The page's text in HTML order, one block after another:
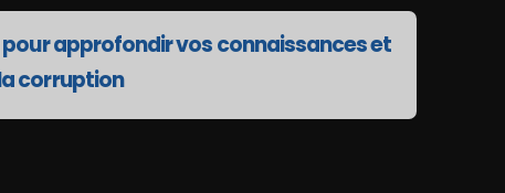
approfondir vos connaissances et
corruption